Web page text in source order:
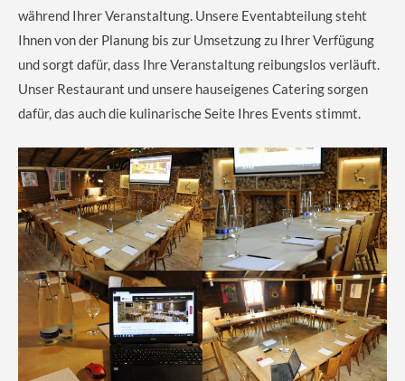
während Ihrer Veranstaltung. Unsere Eventabteilung steht
Ihnen von der Planung bis zur Umsetzung zu Ihrer Verfügung
und sorgt dafür, dass Ihre Veranstaltung reibungslos verläuft.
Unser Restaurant und unsere hauseigenes Catering sorgen
dafür, das auch die kulinarische Seite Ihres Events stimmt.